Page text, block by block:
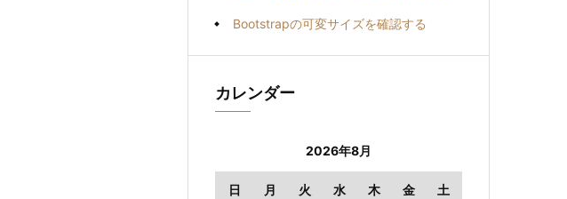
Bootstrapの可変サイズを確認する
カレンダー
2026年8月
日 月 火 水 木 金 土